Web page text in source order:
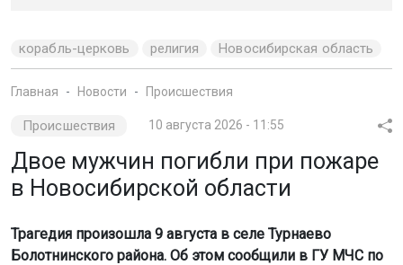
корабль-церковь религия Новосибирская область
Главная Новости Происшествия
Происшествия 10 августа 2026 - 11:55
Двое мужчин погибли при пожаре
в Новосибирской области
Трагедия произошла 9 августа в селе Турнаево
Болотнинского района. Об этом сообщили в ГУ МЧС по